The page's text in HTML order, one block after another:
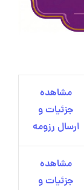
مشاهده
جزئیات و
ارسال رزومه
مشاهده
جزئیات و